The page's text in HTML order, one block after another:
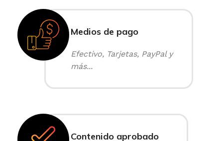
Medios de pago
Efectivo, Tarjetas, PayPal y
más...
Contenido aprobado